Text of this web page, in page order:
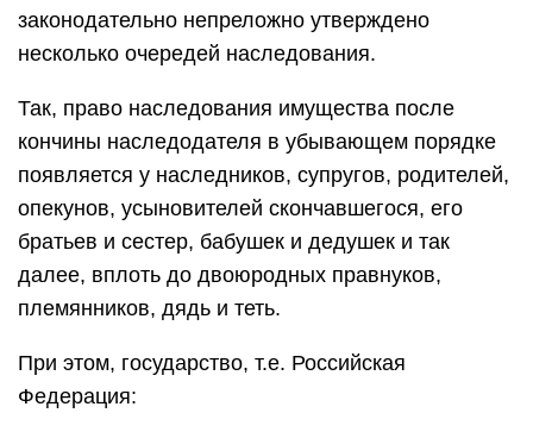
законодательно непреложно утверждено
несколько очередей наследования.
Так, право наследования имущества после
кончины наследодателя в убывающем порядке
появляется у наследников, супругов, родителей,
опекунов, усыновителей скончавшегося, его
братьев и сестер, бабушек и дедушек и так
далее, вплоть до двоюродных правнуков,
племянников, дядь и теть.
При этом, государство, т.е. Российская
Федерация: